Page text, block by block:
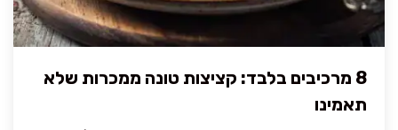
8 מרכיבים בלבד: קציצות טונה ממכרות שלא
תאמינו